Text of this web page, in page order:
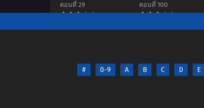
ตอนที่ 29 ตอนที่ 100
# 0-9 A B C D E